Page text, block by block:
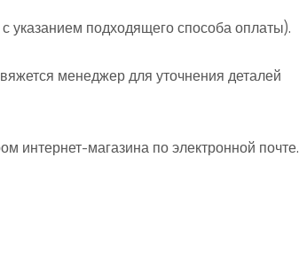
указанием подходящего способа оплаты).
менеджер для уточнения деталей
интернет-магазина по электронной почте.